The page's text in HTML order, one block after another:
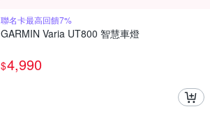
聯名卡最高回饋7%
GARMIN Varia UT800 智慧車燈
$4,990